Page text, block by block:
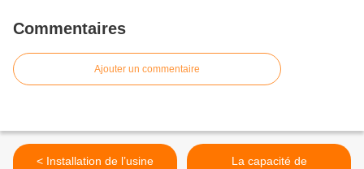
Commentaires
Ajouter un commentaire
< Installation de l’usine
La capacité de